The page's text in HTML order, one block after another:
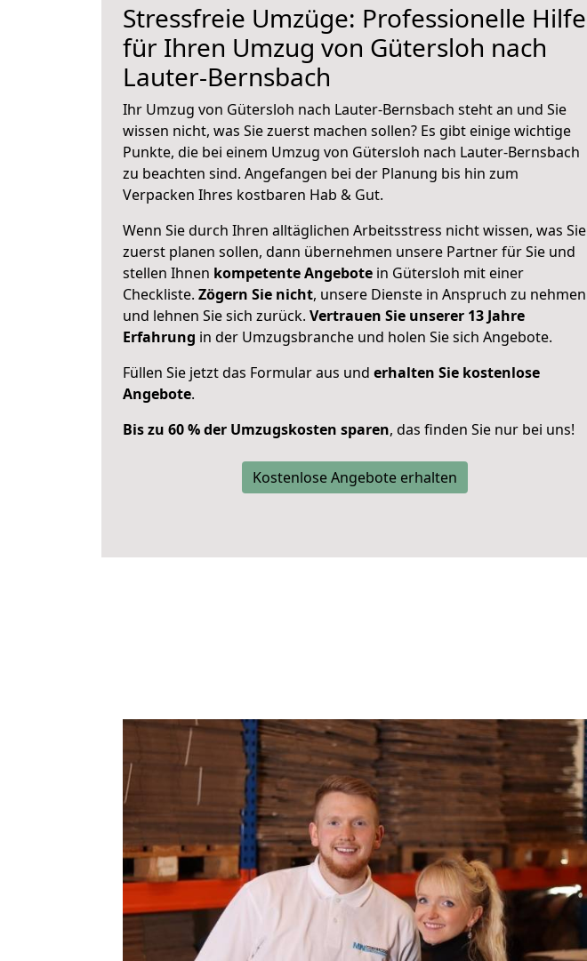
Stressfreie Umzüge: Professionelle Hilfe
für Ihren Umzug von Gütersloh nach
Lauter-Bernsbach
Ihr Umzug von Gütersloh nach Lauter-Bernsbach steht an und Sie
wissen nicht, was Sie zuerst machen sollen? Es gibt einige wichtige
Punkte, die bei einem Umzug von Gütersloh nach Lauter-Bernsbach
zu beachten sind. Angefangen bei der Planung bis hin zum
Verpacken Ihres kostbaren Hab & Gut.
Wenn Sie durch Ihren alltäglichen Arbeitsstress nicht wissen, was Sie
zuerst planen sollen, dann übernehmen unsere Partner für Sie und
stellen Ihnen kompetente Angebote in Gütersloh mit einer
Checkliste. Zögern Sie nicht, unsere Dienste in Anspruch zu nehmen
und lehnen Sie sich zurück. Vertrauen Sie unserer 13 Jahre
Erfahrung in der Umzugsbranche und holen Sie sich Angebote.
Füllen Sie jetzt das Formular aus und erhalten Sie kostenlose
Angebote.
Bis zu 60 % der Umzugskosten sparen, das finden Sie nur bei uns!
Kostenlose Angebote erhalten